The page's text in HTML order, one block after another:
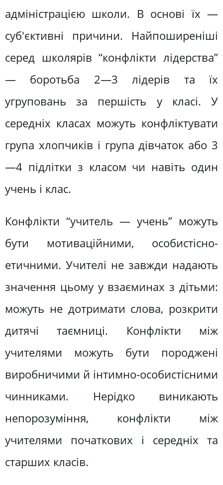
адміністрацією школи. В основі їх —
суб'єктивні причини. Найпоширеніші
серед школярів “конфлікти лідерства”
— боротьба 2—3 лідерів та їх
угруповань за першість у класі. У
середніх класах можуть конфліктувати
група хлопчиків і група дівчаток або 3
—4 підлітки з класом чи навіть один
учень і клас.
Конфлікти “учитель — учень” можуть
бути мотиваційними, особистісно-
етичними. Учителі не завжди надають
значення цьому у взаєминах з дітьми:
можуть не дотримати слова, розкрити
дитячі таємниці. Конфлікти між
учителями можуть бути породжені
виробничими й інтимно-особистісними
чинниками. Нерідко виникають
непорозуміння, конфлікти між
учителями початкових і середніх та
старших класів.